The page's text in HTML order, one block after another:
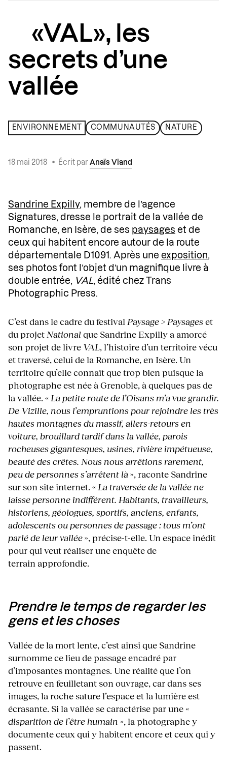
«VAL», les
secrets d’une
vallée
ENVIRONNEMENT COMMUNAUTÉS NATURE
18 mai 2018 • Écrit par Anaïs Viand
Sandrine Expilly, membre de l’agence
Signatures, dresse le portrait de la vallée de
Romanche, en Isère, de ses paysages et de
ceux qui habitent encore autour de la route
départementale D1091. Après une exposition,
ses photos font l’objet d’un magnifique livre à
double entrée, VAL, édité chez Trans
Photographic Press.
C’est dans le cadre du festival Paysage > Paysageset
du projet Nationalque Sandrine Expilly a amorcé
son projet de livre VAL, l’histoire d’un territoire vécu
et traversé, celui de la Romanche, en Isère. Un
territoire qu’elle connaît que trop bien puisque la
photographe est née à Grenoble, à quelques pas de
la vallée. « La petite route de l’Oisans m’a vue grandir.
De Vizille, nous l’empruntions pour rejoindre les très
hautes montagnes du massif, allers-retours en
voiture, brouillard tardif dans la vallée, parois
rocheuses gigantesques, usines, rivière impétueuse,
beauté des crêtes. Nous nous arrêtions rarement,
peu de personnes s’arrêtent là », raconte Sandrine
sur son site internet. « La traversée de la vallée ne
laisse personne indifférent. Habitants, travailleurs,
historiens, géologues, sportifs, anciens, enfants,
adolescents ou personnes de passage : tous m’ont
parlé de leur vallée», précise-t-elle. Un espace inédit
pour qui veut réaliser une enquête de
terrain approfondie.
Prendre le temps de regarder les
gens et les choses
Vallée de la mort lente, c’est ainsi que Sandrine
surnomme ce lieu de passage encadré par
d’imposantes montagnes. Une réalité que l’on
retrouve en feuilletant son ouvrage, car dans ses
images, la roche sature l’espace et la lumière est
écrasante. Si la vallée se caractérise par une «
disparition de l’être humain », la photographe y
documente ceux qui y habitent encore et ceux qui y
passent.